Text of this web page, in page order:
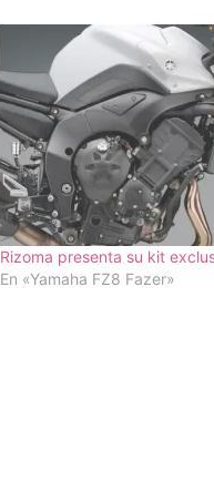
Rizoma presenta su kit
En «Yamaha FZ8 Fazer»